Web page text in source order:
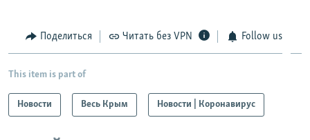
Поделиться Читать без VPN Follow us
This item is part of
Новости Весь Крым Новости | Коронавирус